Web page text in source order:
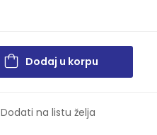
Dodaj u korpu
Dodati na listu želja